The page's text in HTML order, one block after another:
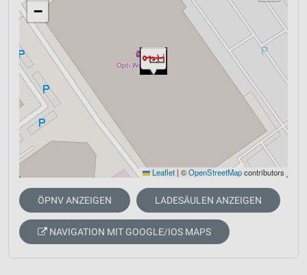
−
Leaflet | ©OpenStreetMapcontributors
ÖPNV ANZEIGEN LADESÄULEN ANZEIGEN
NAVIGATION MIT GOOGLE/IOS MAPS